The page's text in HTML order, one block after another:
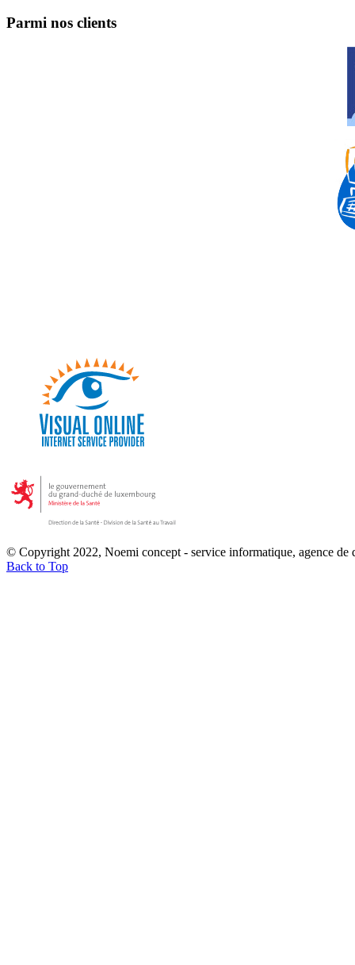
Parmi nos clients
© Copyright 2022, Noemi concept - service informatique, agence
Back to Top